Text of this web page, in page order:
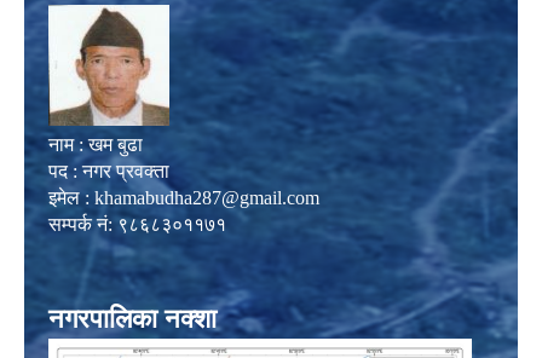
नाम : खम बुढा
पद : नगर प्रवक्ता
इमेल : khamabudha287@gmail.com
सम्पर्क नं: ९८६८३०११७१
नगरपालिका नक्शा